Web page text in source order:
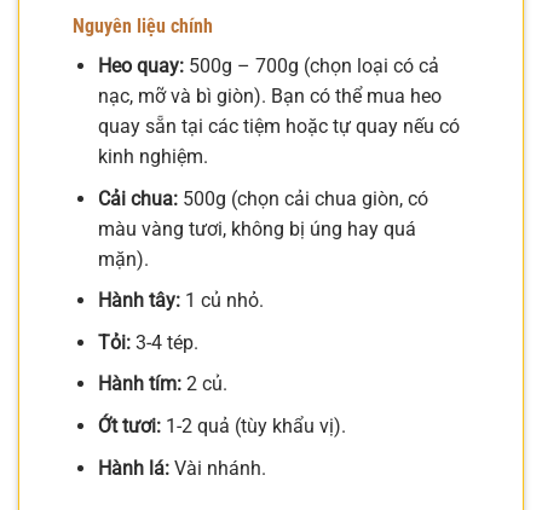
Nguyên liệu chính
Heo quay:500g – 700g (chọn loại có cả
nạc, mỡ và bì giòn). Bạn có thể mua heo
quay sẵn tại các tiệm hoặc tự quay nếu có
kinh nghiệm.
Cải chua:500g (chọn cải chua giòn, có
màu vàng tươi, không bị úng hay quá
mặn).
Hành tây:1 củ nhỏ.
Tỏi:3-4 tép.
Hành tím:2 củ.
Ớt tươi:1-2 quả (tùy khẩu vị).
Hành lá:Vài nhánh.